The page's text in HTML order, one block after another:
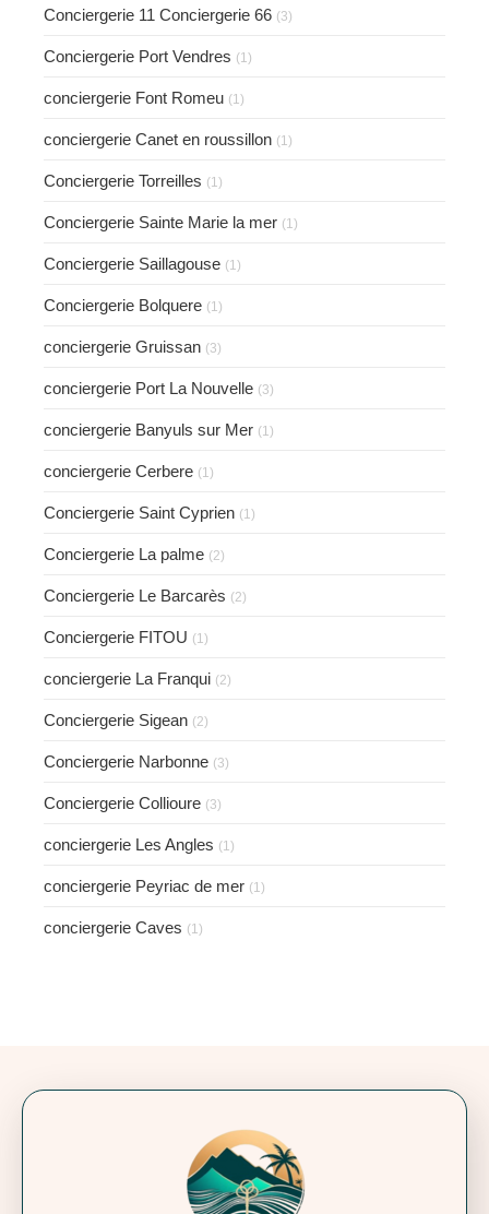
Conciergerie 11 Conciergerie 66 (3)
Conciergerie Port Vendres (1)
conciergerie Font Romeu (1)
conciergerie Canet en roussillon (1)
Conciergerie Torreilles (1)
Conciergerie Sainte Marie la mer (1)
Conciergerie Saillagouse (1)
Conciergerie Bolquere (1)
conciergerie Gruissan (3)
conciergerie Port La Nouvelle (3)
conciergerie Banyuls sur Mer (1)
conciergerie Cerbere (1)
Conciergerie Saint Cyprien (1)
Conciergerie La palme (2)
Conciergerie Le Barcarès (2)
Conciergerie FITOU (1)
conciergerie La Franqui (2)
Conciergerie Sigean (2)
Conciergerie Narbonne (3)
Conciergerie Collioure (3)
conciergerie Les Angles (1)
conciergerie Peyriac de mer (1)
conciergerie Caves (1)